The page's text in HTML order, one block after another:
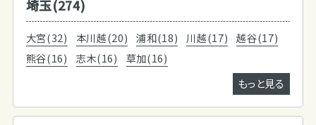
埼玉(274)
大宮(32) 本川越(20) 浦和(18) 川越(17)
越谷(17)
熊谷(16)
志木(16)
草加(16)
もっと見る